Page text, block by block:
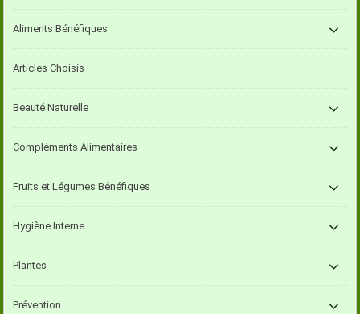
Aliments Bénéfiques
Articles Choisis
Beauté Naturelle
Compléments Alimentaires
Fruits et Légumes Bénéfiques
Hygiène Interne
Plantes
Prévention